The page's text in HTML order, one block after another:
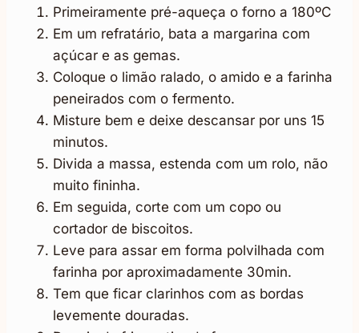
Primeiramente pré-aqueça o forno a 180ºC
Em um refratário, bata a margarina com
açúcar e as gemas.
Coloque o limão ralado, o amido e a farinha
peneirados com o fermento.
Misture bem e deixe descansar por uns 15
minutos.
Divida a massa, estenda com um rolo, não
muito fininha.
Em seguida, corte com um copo ou
cortador de biscoitos.
Leve para assar em forma polvilhada com
farinha por aproximadamente 30min.
Tem que ficar clarinhos com as bordas
levemente douradas.